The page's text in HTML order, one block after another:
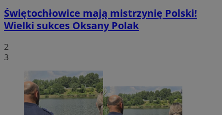
Świętochłowice mają mistrzynię Polski!
Wielki sukces Oksany Polak
2
3